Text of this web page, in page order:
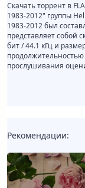
Скачать торрент в
1983-2012" группы
1983-2012 был
представляет собой
бит / 44.1 кГц и
прослушивания
Рекомендации: